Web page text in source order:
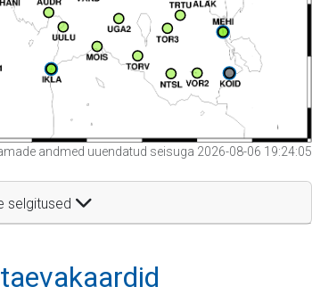
andmed uuendatud seisuga 2026-08-06 19:24:05
selgitused